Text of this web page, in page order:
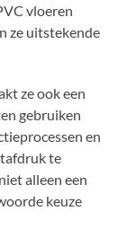
vloeren
ze uitstekende
ze ook een
gebruiken
en
te
alleen een
keuze